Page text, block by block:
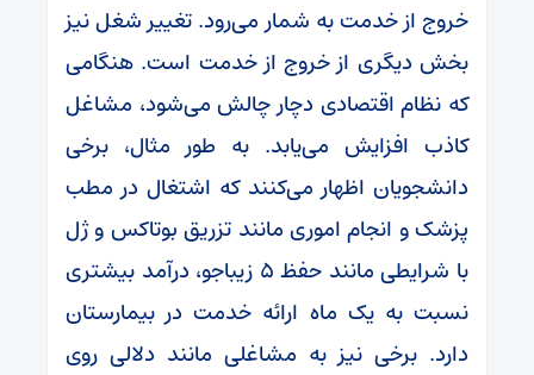
خروج از خدمت به‌ شمار می‌رود. تغییر شغل نیز
بخش دیگری از خروج از خدمت است. هنگامی
که نظام اقتصادی دچار چالش می‌شود، مشاغل
کاذب افزایش می‌یابد. به طور مثال، برخی
دانشجویان اظهار می‌کنند که اشتغال در مطب
پزشک و انجام اموری مانند تزریق بوتاکس و ژل
با شرایطی مانند حفظ ۵ زیباجو، درآمد بیشتری
نسبت به یک ماه ارائه خدمت در بیمارستان
دارد. برخی نیز به مشاغلی مانند دلالی روی